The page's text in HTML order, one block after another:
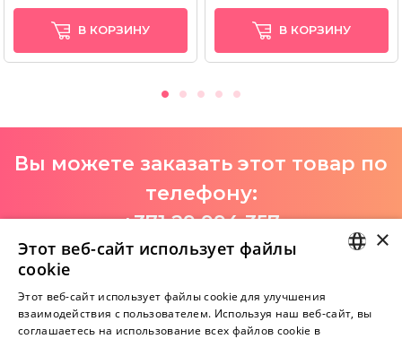
В КОРЗИНУ В КОРЗИНУ
Вы можете заказать этот товар по
телефону:
+371 29 994 357
I-V 9:00-18:00
Пока нет отзывов
Будь первым!
RUSSIAN
×
Этот веб-сайт использует файлы
cookie
Этот веб-сайт использует файлы cookie для улучшения
взаимодействия с пользователем. Используя наш веб-сайт, вы
соглашаетесь на использование всех файлов cookie в